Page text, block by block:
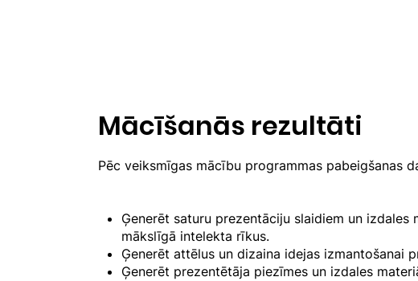
Mācīšanās rezultāti
Pēc veiksmīgas mācību programmas pabeigšanas
Ģenerēt saturu prezentāciju slaidiem un
mākslīgā intelekta rīkus.
Ģenerēt attēlus un dizaina idejas izmantošanai
Ģenerēt prezentētāja piezīmes un izdales